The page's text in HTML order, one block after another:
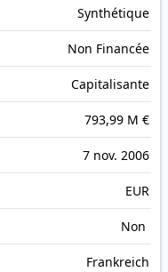
Synthétique
Non Financée
Capitalisante
793,99 M €
7 nov. 2006
EUR
Non
Frankreich